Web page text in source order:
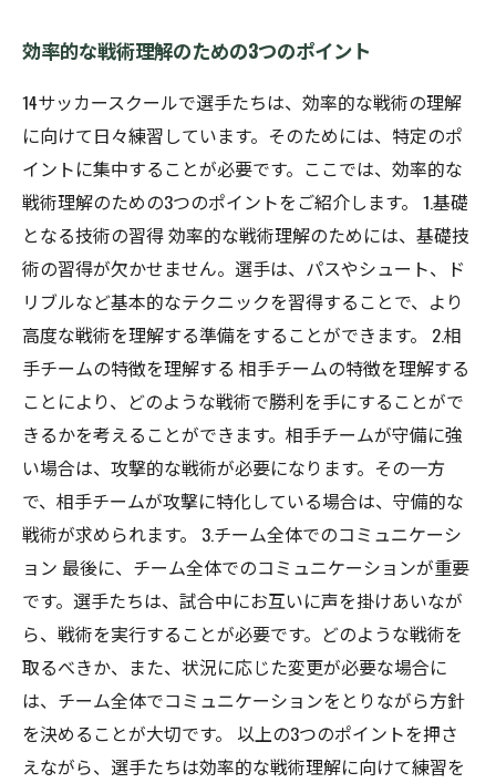
効率的な戦術理解のための3つのポイント
14サッカースクールで選手たちは、効率的な戦術の理解
に向けて日々練習しています。そのためには、特定のポ
イントに集中することが必要です。ここでは、効率的な
戦術理解のための3つのポイントをご紹介します。 1.基礎
となる技術の習得 効率的な戦術理解のためには、基礎技
術の習得が欠かせません。選手は、パスやシュート、ド
リブルなど基本的なテクニックを習得することで、より
高度な戦術を理解する準備をすることができます。 2.相
手チームの特徴を理解する 相手チームの特徴を理解する
ことにより、どのような戦術で勝利を手にすることがで
きるかを考えることができます。相手チームが守備に強
い場合は、攻撃的な戦術が必要になります。その一方
で、相手チームが攻撃に特化している場合は、守備的な
戦術が求められます。 3.チーム全体でのコミュニケーシ
ョン 最後に、チーム全体でのコミュニケーションが重要
です。選手たちは、試合中にお互いに声を掛けあいなが
ら、戦術を実行することが必要です。どのような戦術を
取るべきか、また、状況に応じた変更が必要な場合に
は、チーム全体でコミュニケーションをとりながら方針
を決めることが大切です。 以上の3つのポイントを押さ
えながら、選手たちは効率的な戦術理解に向けて練習を